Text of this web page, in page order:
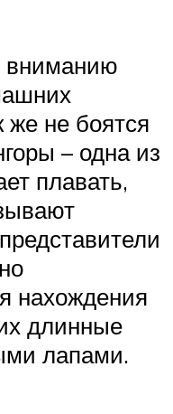
вниманию
же не боятся
– одна из
плавать,
нахождения
длинные
лапами.